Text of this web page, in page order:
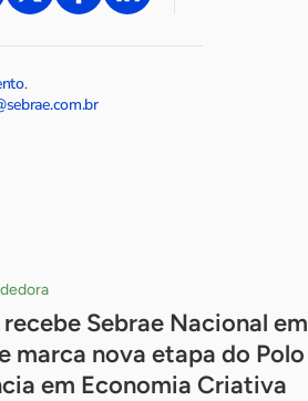
.
recebe Sebrae Nacional em
marca nova etapa do Polo
em Economia Criativa